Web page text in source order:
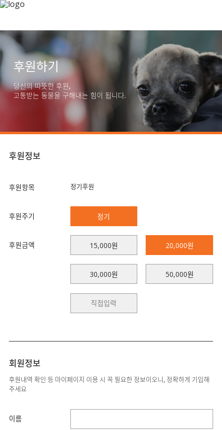
후원하기
당신의 따뜻한 후원,
고통받는 동물을 구해내는 힘이 됩니다.
후원정보
후원항목 정기후원
후원주기 정기
후원금액 15,000원 20,000원
30,000원 50,000원
회원정보
후원내역 확인 등 마이페이지 이용 시 꼭 필요한 정보이오니, 정확하게 기입해
주세요
이름